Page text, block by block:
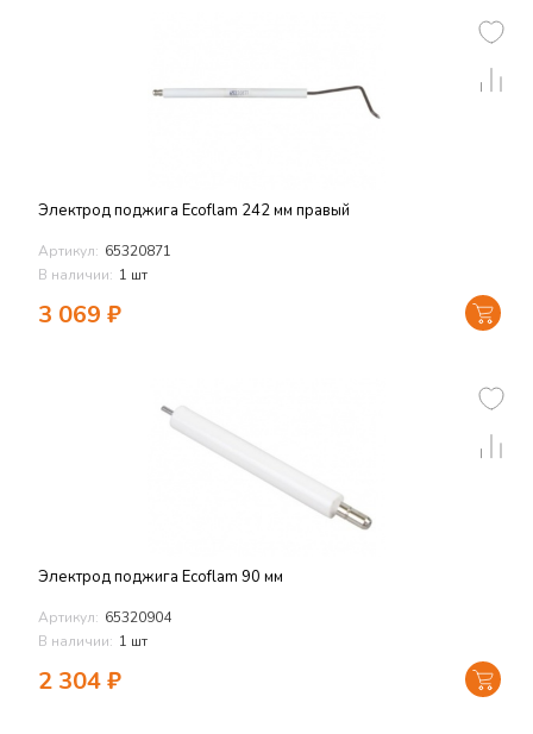
Электрод поджига Ecoflam 242 мм правый
Артикул: 65320871
В наличии: 1 шт
3 069 ₽
Электрод поджига Ecoflam 90 мм
Артикул: 65320904
В наличии: 1 шт
2 304₽